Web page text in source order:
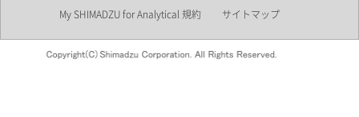
My SHIMADZU for Analytical 規約 サイトマップ